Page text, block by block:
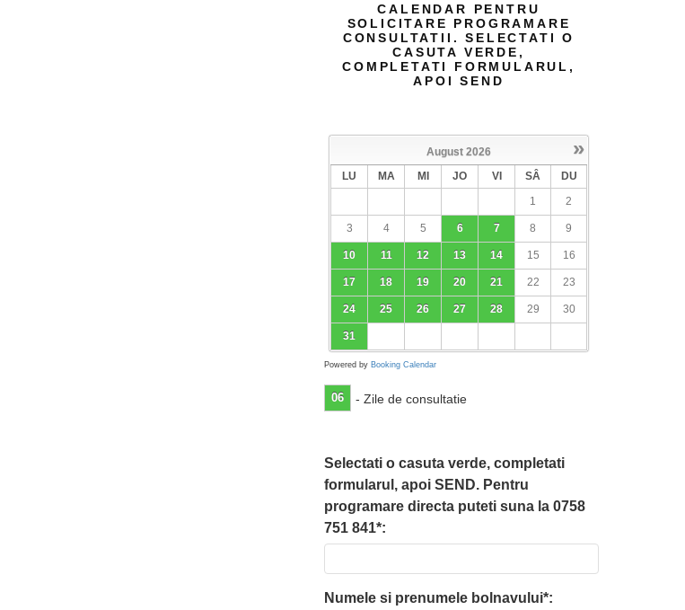
CALENDAR PENTRU
SOLICITARE PROGRAMARE
CONSULTATII. SELECTATI O
CASUTA VERDE,
COMPLETATI FORMULARUL,
APOI SEND
»
August 2026
LU
MA MI JO VI SÂ
DU
1
2
3 4 5 6 7 8 9
10 11 12 13 14 15 16
17 18 19 20 21 22 23
24 25 26 27 28 29 30
31
Powered by Booking Calendar
06 - Zile de consultatie
Selectati o casuta verde, completati
formularul, apoi SEND. Pentru
programare directa puteti suna la 0758
751 841*:
Numele si prenumele bolnavului*: